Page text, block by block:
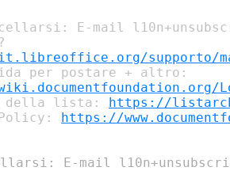
E-mail
supporto/
della lista: https://
https://
E-mail